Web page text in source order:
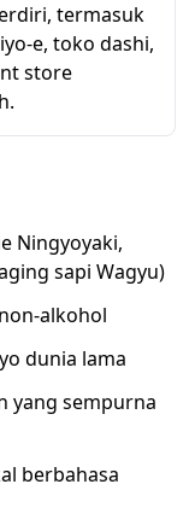
yang
pukul 12:45.
dibuat.
yang
koji Amazake di
di musim
menikmati
termasuk
e, toko dashi,
store
Ningyoyaki,
sapi Wagyu)
alkohol
dunia lama
yang sempurna
berbahasa